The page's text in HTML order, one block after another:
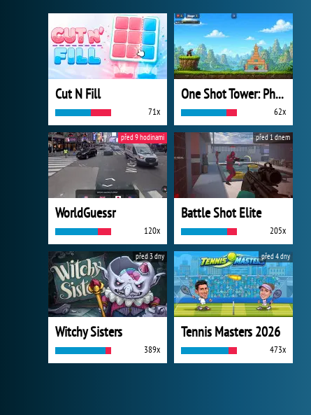
Cut N Fill
71x
One Shot Tower: Physics Destroyer
62x
WorldGuessr
120x
před 9 hodinami
Battle Shot Elite
205x
před 1 dnem
Witchy Sisters
389x
před 3 dny
Tennis Masters 2026
473x
před 4 dny